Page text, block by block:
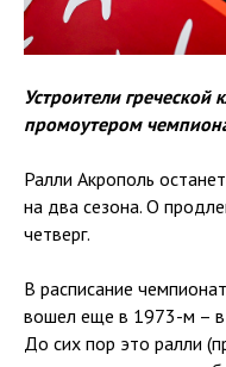
Устроители греческой
промоутером
Ралли Акрополь
на два сезона. О
четверг.
В расписание
вошел еще в 1973-м – в
До сих пор это ралли